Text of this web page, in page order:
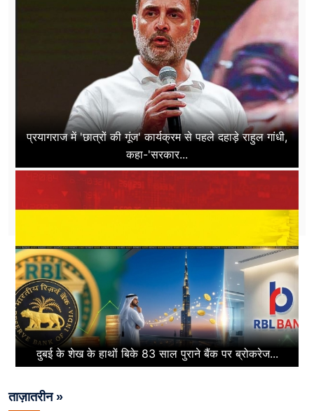
प्रयागराज में 'छात्रों की गूंज' कार्यक्रम से पहले दहाड़े राहुल गांधी,
कहा-'सरकार...
दुबई के शेख के हाथों बिके 83 साल पुराने बैंक पर ब्रोकरेज...
ताज़ातरीन »